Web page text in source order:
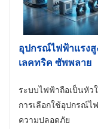
อุปกรณ์ไฟฟ้าแรงสู
เลคทริค ซัพพลาย
ระบบไฟฟ้าถือเป็นหัว
การเลือกใช้อุปกรณ์
ความปลอดภัย